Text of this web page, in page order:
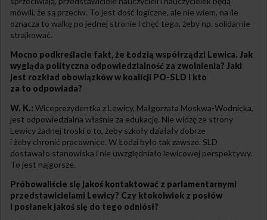
mówili, że są przeciw. To jest dość logiczne, ale nie wiem, na ile
oznacza to walkę po jednej stronie i chęć tego, żeby np. solidarnie
strajkować.
Mocno podkreślacie fakt, że Łodzią współrządzi Lewica. Jak
wygląda polityczna odpowiedzialność za zwolnienia? Jaki
jest rozkład obowiązków w koalicji PO-SLD i kto
za to odpowiada?
W. K.: Wiceprezydentka z Lewicy, Małgorzata Moskwa-Wodnicka,
jest odpowiedzialna właśnie za edukację. Nie widzę ze strony
Lewicy żadnej troski o to, żeby szkoły działały dobrze
i żeby chronić pracownice. W Łodzi było tak zawsze. SLD
dostawało stanowiska i nie uwzględniało lewicowej perspektywy.
To jest najgorsze.
Próbowaliście się jakoś kontaktować z parlamentarnymi
przedstawicielami Lewicy? Czy ktokolwiek z posłów
i posłanek jakoś się do tego odniósł?